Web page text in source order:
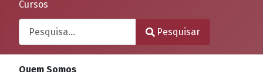
Cursos
Pesquisar
Pesquisar
Quem Somos